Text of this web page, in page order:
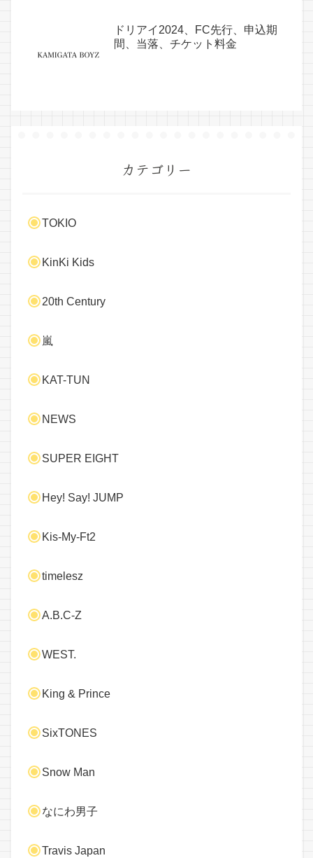
ドリアイ2024、FC先行、申込期
間、当落、チケット料金
カテゴリー
TOKIO
KinKi Kids
20th Century
嵐
KAT-TUN
NEWS
SUPER EIGHT
Hey! Say! JUMP
Kis-My-Ft2
timelesz
A.B.C-Z
WEST.
King & Prince
SixTONES
Snow Man
なにわ男子
Travis Japan